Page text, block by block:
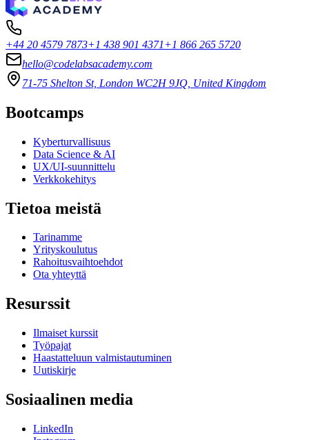
+44 20 4579 7873+1 438 901 4371+1 866 265 5720
hello@codelabsacademy.com
71-75 Shelton St, London WC2H 9JQ, United Kingdom
Bootcamps
Kyberturvallisuus
Data Science & AI
UX/UI-suunnittelu
Verkkokehitys
Tietoa meistä
Tarinamme
Yrityskoulutus
Rahoitusvaihtoehdot
Ota yhteyttä
Resurssit
Ilmaiset kurssit
Työpajat
Haastatteluun valmistautuminen
Uutiskirje
Sosiaalinen media
LinkedIn